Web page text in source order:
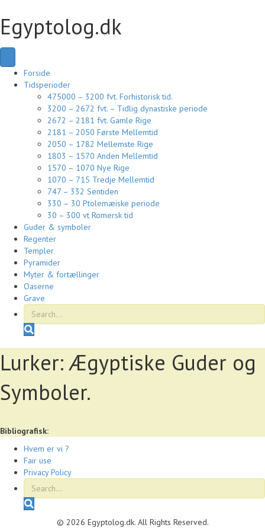
Egyptolog.dk
Forside
Tidsperioder
475000 – 3200 fvt. Forhistorisk tid.
3200 – 2672 fvt. – Tidlig dynastiske periode
2672 – 2181 fvt. Gamle Rige
2181 – 2050 Første Mellemtid
2050 – 1782 Mellemste Rige
1803 – 1570 Anden Mellemtid
1570 – 1070 Nye Rige
1070 – 715 Tredje Mellemtid
747 – 332 Sentiden
330 – 30 Ptolemæiske periode
30 – 300 vt Romersk tid
Guder & symboler
Regenter
Templer
Pyramider
Myter & fortællinger
Oaserne
Grave
a
r
Lurker: Ægyptiske Guder og
Symboler.
Bibliografisk:
Hvem er vi ?
Fair use
Privacy Policy
© 2026 Egyptolog.dk. All Rights Reserved.